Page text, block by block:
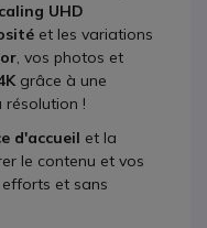
UHD
et les variations
, vos photos et
grâce à une
!
d'accueil et la
le contenu et vos
et sans